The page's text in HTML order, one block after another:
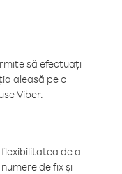
să efectuați
aleasă pe o
Viber.
de a
de fix și